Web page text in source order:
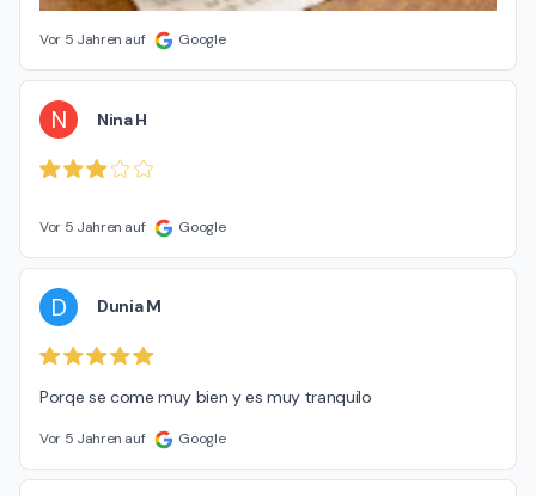
Vor 5 Jahren auf Google
N Nina H
Vor 5 Jahren auf Google
D Dunia M
Porqe se come muy bien y es muy tranquilo
Vor 5 Jahren auf Google